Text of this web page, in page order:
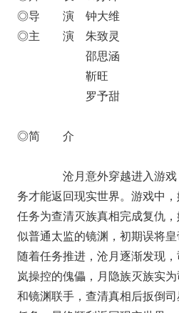
◎导 演 钟大维
◎主 演 朱致灵
邵思涵
靳旺
罗予甜
◎简 介
沧月意外穿越进入游戏，
务才能返回现实世界。游戏中
任务为查清灭族真相完成复仇
似普通太监的镜渊，初期误将皇
随着任务推进，沧月逐渐发现
岚操控的傀儡，月隐族灭族实
和镜渊联手，查清真相后扳倒